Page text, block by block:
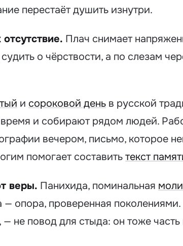
перестаёт душить изнутри.
Плач снимает
о чёрствости, а по слезам
и сороковой день в русской
и собирают рядом людей.
вечером, письмо, которое
помогает составить текст
веры. Панихида, поминальная
опора, проверенная поколениями.
не повод для стыда: он тоже часть